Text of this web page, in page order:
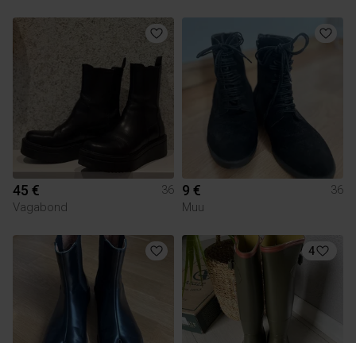
45 €
36
Vagabond
9 €
36
Muu
4